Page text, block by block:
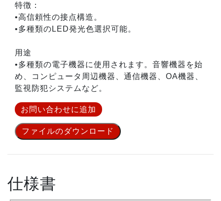
特徴：
•高信頼性の接点構造。
•多種類のLED発光色選択可能。
用途
•多種類の電子機器に使用されます。音響機器を始
め、コンピュータ周辺機器、通信機器、OA機器、
監視防犯システムなど。
お問い合わせに追加
ファイルのダウンロード
仕様書